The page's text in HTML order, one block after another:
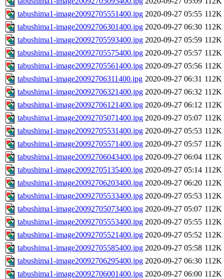
tabushima1-image20092705551400.jpg 2020-09-27 05:55 112K
tabushima1-image20092706301400.jpg 2020-09-27 06:30 112K
tabushima1-image20092705593400.jpg 2020-09-27 05:59 112K
tabushima1-image20092705575400.jpg 2020-09-27 05:57 112K
tabushima1-image20092705561400.jpg 2020-09-27 05:56 112K
tabushima1-image20092706311400.jpg 2020-09-27 06:31 112K
tabushima1-image20092706321400.jpg 2020-09-27 06:32 112K
tabushima1-image20092706121400.jpg 2020-09-27 06:12 112K
tabushima1-image20092705071400.jpg 2020-09-27 05:07 112K
tabushima1-image20092705531400.jpg 2020-09-27 05:53 112K
tabushima1-image20092705571400.jpg 2020-09-27 05:57 112K
tabushima1-image20092706043400.jpg 2020-09-27 06:04 112K
tabushima1-image20092705135400.jpg 2020-09-27 05:14 112K
tabushima1-image20092706203400.jpg 2020-09-27 06:20 112K
tabushima1-image20092705533400.jpg 2020-09-27 05:53 112K
tabushima1-image20092705073400.jpg 2020-09-27 05:07 112K
tabushima1-image20092705553400.jpg 2020-09-27 05:55 112K
tabushima1-image20092705521400.jpg 2020-09-27 05:52 112K
tabushima1-image20092705585400.jpg 2020-09-27 05:58 112K
tabushima1-image20092706295400.jpg 2020-09-27 06:30 112K
tabushima1-image20092706001400.jpg 2020-09-27 06:00 112K